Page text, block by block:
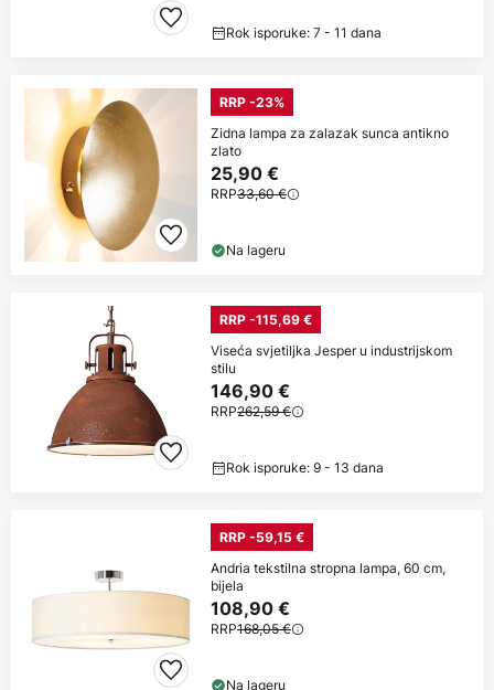
Rok isporuke: 7 - 11 dana
RRP -23%
Zidna lampa za zalazak sunca antikno
zlato
25,90 €
RRP33,60 €
Na lageru
RRP -115,69 €
Viseća svjetiljka Jesper u industrijskom
stilu
146,90 €
RRP262,59 €
Rok isporuke: 9 - 13 dana
RRP -59,15 €
Andria tekstilna stropna lampa, 60 cm,
bijela
108,90 €
RRP168,05 €
Na lageru